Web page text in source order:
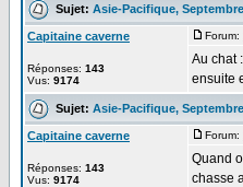
Sujet: Asie-Pacifique,
Capitaine caverne
Réponses: 143
Vus: 9174
Forum:
Au chat
ensuite
Sujet: Asie-Pacifique,
Capitaine caverne
Réponses: 143
Vus: 9174
Forum:
Quand
chasse